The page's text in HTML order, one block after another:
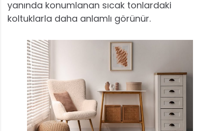
yanında konumlanan sıcak tonlardaki
koltuklarla daha anlamlı görünür.